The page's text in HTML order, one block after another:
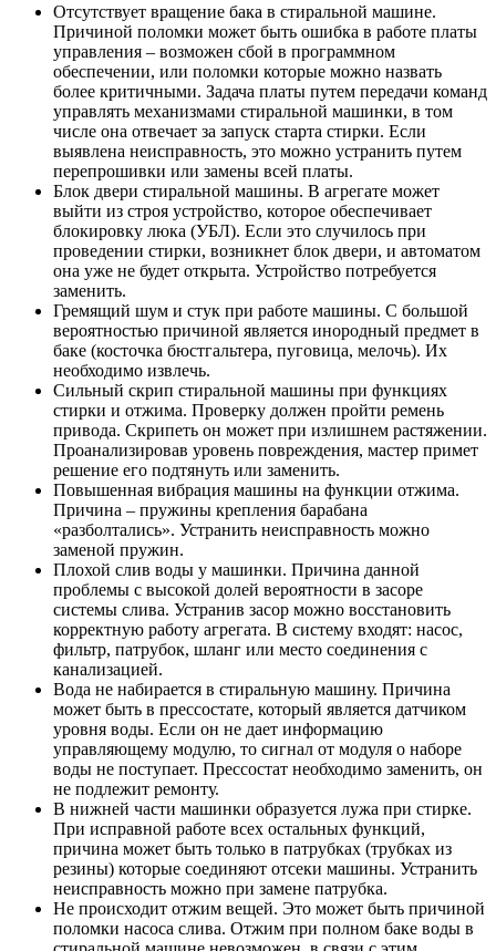
Отсутствует вращение бака в стиральной машине.
Причиной поломки может быть ошибка в работе платы
управления – возможен сбой в программном
обеспечении, или поломки которые можно назвать
более критичными. Задача платы путем передачи команд
управлять механизмами стиральной машинки, в том
числе она отвечает за запуск старта стирки. Если
выявлена неисправность, это можно устранить путем
перепрошивки или замены всей платы.
Блок двери стиральной машины. В агрегате может
выйти из строя устройство, которое обеспечивает
блокировку люка (УБЛ). Если это случилось при
проведении стирки, возникнет блок двери, и автоматом
она уже не будет открыта. Устройство потребуется
заменить.
Гремящий шум и стук при работе машины. С большой
вероятностью причиной является инородный предмет в
баке (косточка бюстгальтера, пуговица, мелочь). Их
необходимо извлечь.
Сильный скрип стиральной машины при функциях
стирки и отжима. Проверку должен пройти ремень
привода. Скрипеть он может при излишнем растяжении.
Проанализировав уровень повреждения, мастер примет
решение его подтянуть или заменить.
Повышенная вибрация машины на функции отжима.
Причина – пружины крепления барабана
«разболтались». Устранить неисправность можно
заменой пружин.
Плохой слив воды у машинки. Причина данной
проблемы с высокой долей вероятности в засоре
системы слива. Устранив засор можно восстановить
корректную работу агрегата. В систему входят: насос,
фильтр, патрубок, шланг или место соединения с
канализацией.
Вода не набирается в стиральную машину. Причина
может быть в прессостате, который является датчиком
уровня воды. Если он не дает информацию
управляющему модулю, то сигнал от модуля о наборе
воды не поступает. Прессостат необходимо заменить, он
не подлежит ремонту.
В нижней части машинки образуется лужа при стирке.
При исправной работе всех остальных функций,
причина может быть только в патрубках (трубках из
резины) которые соединяют отсеки машины. Устранить
неисправность можно при замене патрубка.
Не происходит отжим вещей. Это может быть причиной
поломки насоса слива. Отжим при полном баке воды в